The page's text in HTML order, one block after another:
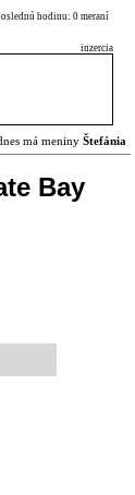
hodinu: 0 meraní
inzercia
má meniny Štefánia
Bay